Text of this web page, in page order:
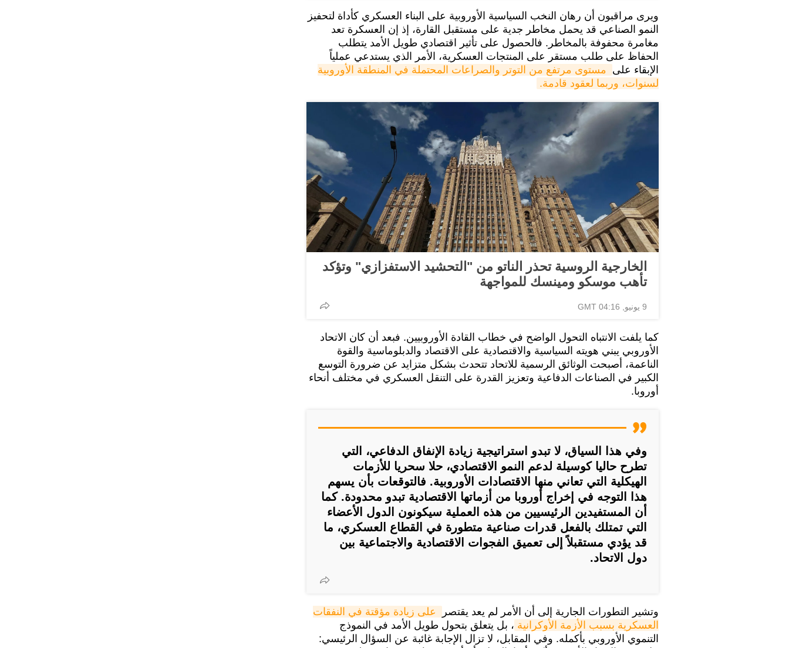
ويرى مراقبون أن رهان النخب السياسية الأوروبية على البناء العسكري كأداة لتحفيز
النمو الصناعي قد يحمل مخاطر جدية على مستقبل القارة، إذ إن العسكرة تعد
مغامرة محفوفة بالمخاطر. فالحصول على تأثير اقتصادي طويل الأمد يتطلب
الحفاظ على طلب مستقر على المنتجات العسكرية، الأمر الذي يستدعي عملياً
الإبقاء على
لسنوات، وربما لعقود قادمة.
الخارجية الروسية تحذر الناتو من "التحشيد الاستفزازي" وتؤكد
تأهب موسكو ومينسك للمواجهة
9 يونيو, 04:16 GMT
كما يلفت الانتباه التحول الواضح في خطاب القادة الأوروبيين. فبعد أن كان الاتحاد
الأوروبي يبني هويته السياسية والاقتصادية على الاقتصاد والدبلوماسية والقوة
الناعمة، أصبحت الوثائق الرسمية للاتحاد تتحدث بشكل متزايد عن ضرورة التوسع
الكبير في الصناعات الدفاعية وتعزيز القدرة على التنقل العسكري في مختلف أنحاء
أوروبا.
وفي هذا السياق، لا تبدو استراتيجية زيادة الإنفاق الدفاعي، التي
تطرح حاليا كوسيلة لدعم النمو الاقتصادي، حلا سحريا للأزمات
الهيكلية التي تعاني منها الاقتصادات الأوروبية. فالتوقعات بأن يسهم
هذا التوجه في إخراج أوروبا من أزماتها الاقتصادية تبدو محدودة. كما
أن المستفيدين الرئيسيين من هذه العملية سيكونون الدول الأعضاء
التي تمتلك بالفعل قدرات صناعية متطورة في القطاع العسكري، ما
قد يؤدي مستقبلاً إلى تعميق الفجوات الاقتصادية والاجتماعية بين
دول الاتحاد.
وتشير التطورات الجارية إلى أن الأمر لم يعد يقتصر
العسكرية بسبب الأزمة الأوكرانية ، بل يتعلق بتحول طويل الأمد في النموذج
التنموي الأوروبي بأكمله. وفي المقابل، لا تزال الإجابة غائبة عن السؤال الرئيسي: